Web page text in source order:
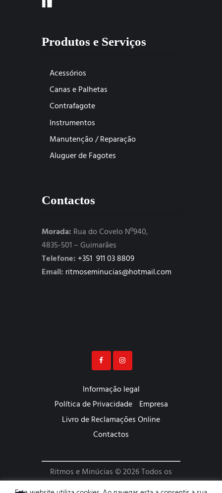
Produtos e Serviços
Acessórios
Canas e Palhetas
Contrafagote
Instrumentos
Manutenção / Reparação
Aluguer de Fagotes
Contactos
Morada: Rua do Covelo Nº940,
4835-501 – Guimarães
Telefone: +351 911 03 8809
Email: ritmoseminucias@hotmail.com
Informação legal
Política de Privacidade Empresa
Livro de Reclamações Online
Contactos
Ritmos e Minúcias © 2026 Todos os